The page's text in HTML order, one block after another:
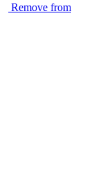
Remove from